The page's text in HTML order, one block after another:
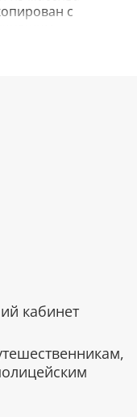
с
церкви.
грунты,
краски. Венец и
или
защищающих
храбрость и
решение.
о сыновьях,
кабинет